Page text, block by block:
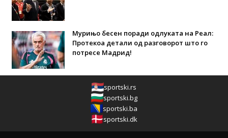
Мурињо бесен поради одлуката на Реал:
Протекоа детали од разговорот што го
потресе Мадрид!
sportski.rs
sportski.bg
sportski.ba
sportski.dk